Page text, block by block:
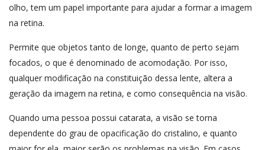
olho, tem um papel importante para ajudar a formar a imagem
na retina.
Permite que objetos tanto de longe, quanto de perto sejam
focados, o que é denominado de acomodação. Por isso,
qualquer modificação na constituição dessa lente, altera a
geração da imagem na retina, e como consequência na visão.
Quando uma pessoa possui catarata, a visão se torna
dependente do grau de opacificação do cristalino, e quanto